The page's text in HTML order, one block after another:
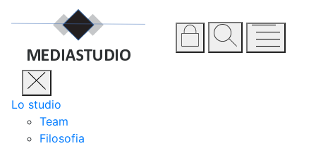
Lo studio
Team
Filosofia